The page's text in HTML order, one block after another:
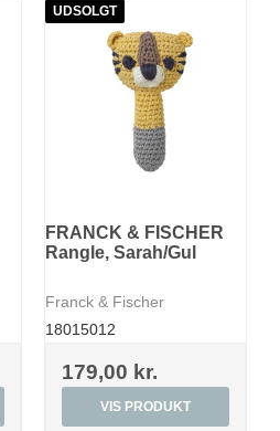
UDSOLGT
FRANCK & FISCHER
Rangle, Sarah/Gul
Franck & Fischer
18015012
179,00 kr.
VIS PRODUKT